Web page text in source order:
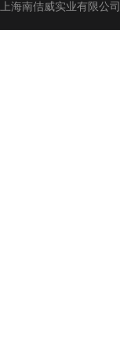
上海南佶威实业有限公司